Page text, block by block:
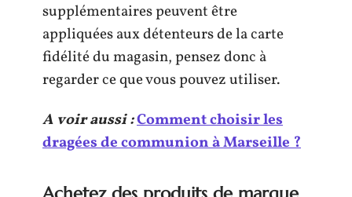
supplémentaires peuvent être
appliquées aux détenteurs de la carte
fidélité du magasin, pensez donc à
regarder ce que vous pouvez utiliser.
A voir aussi :Comment choisir les
dragées de communion à Marseille ?